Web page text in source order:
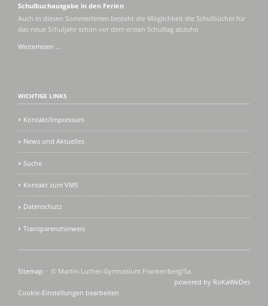
Schulbuchausgabe in den Ferien
Auch in diesen Sommerferien besteht die Möglichkeit die Schulbücher für
das neue Schuljahr schon vor dem ersten Schultag abzuho
Weiterlesen …
WICHTIGE LINKS
Kontakt/Impressum
News und Aktuelles
Suche
Kontakt zum VMS
Datenschutz
Transparenzhinweis
Navigation
Sitemap
© Martin-Luther-Gymnasium Frankenberg/Sa.
powered by RoKaWeDes
Cookie-Einstellungen bearbeiten